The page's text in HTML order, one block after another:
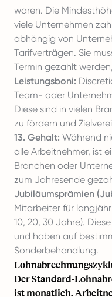
waren. Die
viele Unternehmen
abhängig von
Tarifverträgen. Sie
Termin gezahlt
Leistungsboni:
Team- oder
Diese sind in vielen
zu fördern und
13. Gehalt: Während
alle Arbeitnehmer, ist
Branchen oder
zum Jahresende
Jubiläumsprämien
Mitarbeiter für
10, 20, 30 Jahre).
und haben auf
Sonderbehandlung.
Der Standard-
ist monatlich.